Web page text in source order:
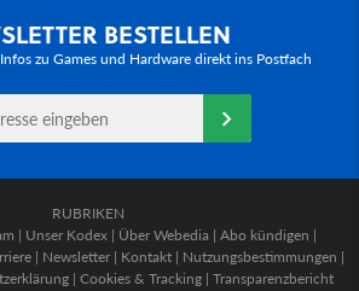
BESTELLEN
zu Games und Hardware direkt ins Postfach
RUBRIKEN
| Unser Kodex | Über Webedia | Abo kündigen |
| Newsletter | Kontakt | Nutzungsbestimmungen |
| Cookies & Tracking | Transparenzbericht